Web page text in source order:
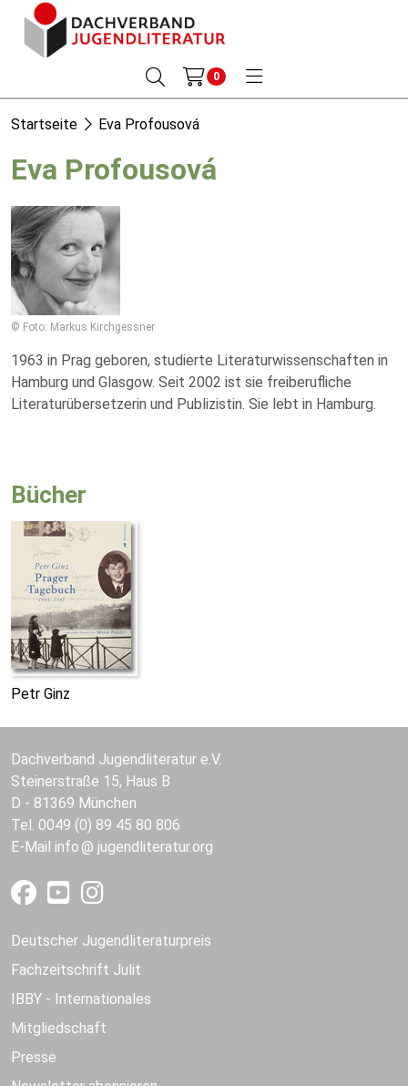
0
Startseite Eva Profousová
Eva Profousová
© Foto: Markus Kirchgessner
1963 in Prag geboren, studierte Literaturwissenschaften in
Hamburg und Glasgow. Seit 2002 ist sie freiberufliche
Literaturübersetzerin und Publizistin. Sie lebt in Hamburg.
Bücher
Petr Ginz
Dachverband Jugendliteratur e.V.
Steinerstraße 15, Haus B
D - 81369 München
Tel. 0049 (0) 89 45 80 806
E-Mail info jugendliteratur.org
Deutscher Jugendliteraturpreis
Fachzeitschrift Julit
IBBY - Internationales
Mitgliedschaft
Presse